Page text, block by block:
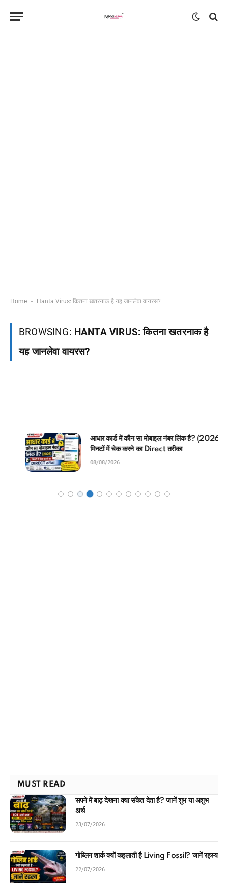
Home - Hanta Virus: कितना खतरनाक है यह जानलेवा वायरस?
BROWSING: HANTA VIRUS: कितना खतरनाक है
यह जानलेवा वायरस?
आधार कार्ड में कौन सा मोबाइल नंबर लिंक है? (2026)
मिनटों में चेक करने का Direct तरीका
08/08/2026
MUST READ
सपने में बाढ़ देखना क्या संकेत देता है? जानें शुभ या अशुभ
अर्थ
23/07/2026
गोब्लिन शार्क क्यों कहलाती है Living Fossil? जानें रहस्य
22/07/2026